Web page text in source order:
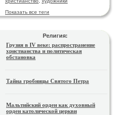
Показать все теги
Религия:
Грузия в IV веке: распространение
христианства и политическая
обстановка
Тайна гробницы Святого Петра
Мальтийский орден как духовный
орден католической церкви